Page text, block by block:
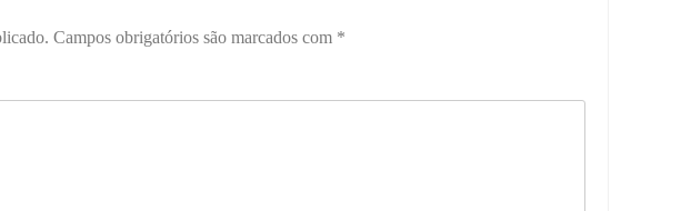
Campos obrigatórios são marcados com *